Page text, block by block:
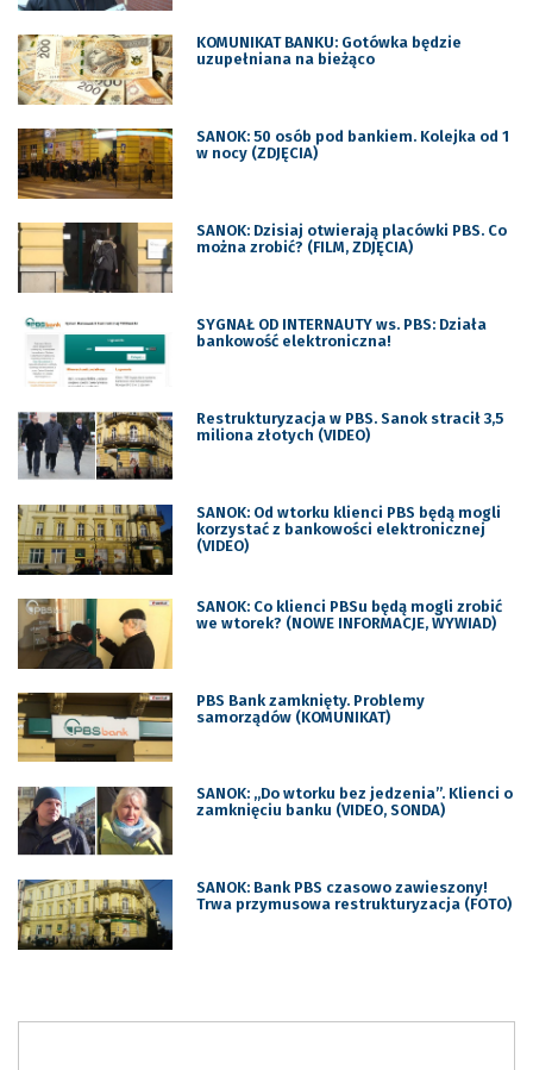
KOMUNIKAT BANKU: Gotówka będzie
uzupełniana na bieżąco
SANOK: 50 osób pod bankiem. Kolejka od 1
w nocy (ZDJĘCIA)
SANOK: Dzisiaj otwierają placówki PBS. Co
można zrobić? (FILM, ZDJĘCIA)
SYGNAŁ OD INTERNAUTY ws. PBS: Działa
bankowość elektroniczna!
Restrukturyzacja w PBS. Sanok stracił 3,5
miliona złotych (VIDEO)
SANOK: Od wtorku klienci PBS będą mogli
korzystać z bankowości elektronicznej
(VIDEO)
SANOK: Co klienci PBSu będą mogli zrobić
we wtorek? (NOWE INFORMACJE, WYWIAD)
PBS Bank zamknięty. Problemy
samorządów (KOMUNIKAT)
SANOK: „Do wtorku bez jedzenia”. Klienci o
zamknięciu banku (VIDEO, SONDA)
SANOK: Bank PBS czasowo zawieszony!
Trwa przymusowa restrukturyzacja (FOTO)